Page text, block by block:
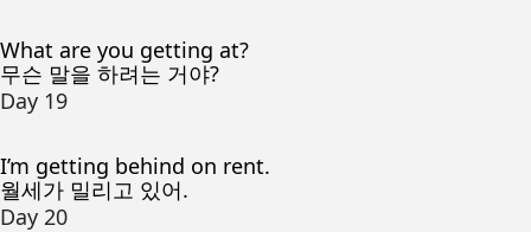
What are you getting at?
무슨 말을 하려는 거야?
Day 19
I’m getting behind on rent.
월세가 밀리고 있어.
Day 20